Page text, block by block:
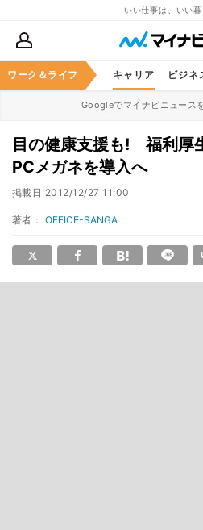
いい仕事は、いい
ワーク＆ライフ キャリア ビジネ
Googleでマイナビニュース
目の健康支援も! 福利厚
PCメガネを導入へ
掲載日 2012/12/27 11:00
著者： OFFICE-SANGA